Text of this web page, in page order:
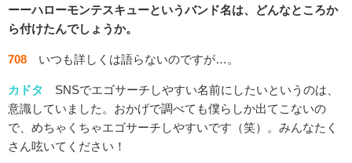
ーーハローモンテスキューというバンド名は、どんなところか
ら付けたんでしょうか。
708 いつも詳しくは語らないのですが…。
カドタ
SNSでエゴサーチしやすい名前にしたいというのは、
意識していました。おかげで調べても僕らしか出てこないの
で、めちゃくちゃエゴサーチしやすいです（笑）。みんなたく
さん呟いてください！